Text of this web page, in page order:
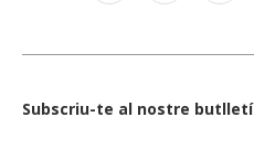
Subscriu-te al nostre butlletí